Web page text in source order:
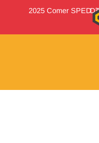
b
o
o
k
2025 Comer SPED.